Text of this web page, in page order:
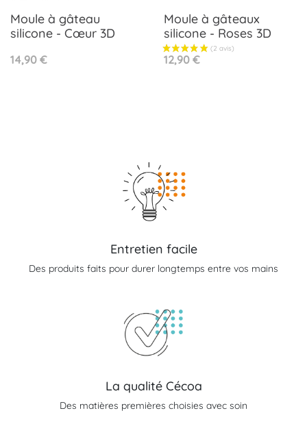
Moule à gâteau
silicone - Cœur 3D
Prix
14,90 €
Moule à gâteaux
silicone - Roses 3D
Prix
12,90 €
Entretien facile
Des produits faits pour durer longtemps entre vos mains
La qualité Cécoa
Des matières premières choisies avec soin